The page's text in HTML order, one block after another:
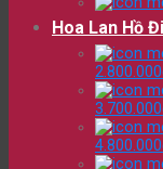
Hoa Lan Hồ